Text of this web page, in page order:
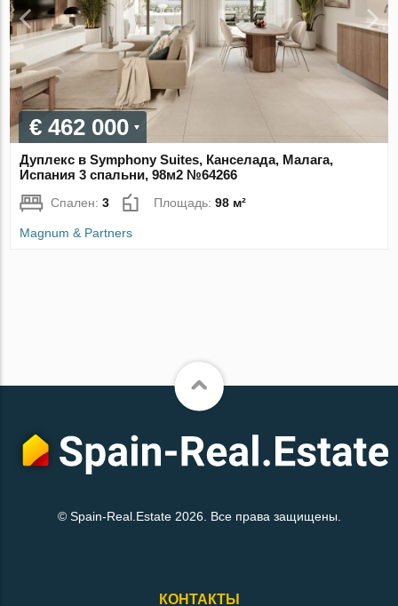
€ 462 000
Дуплекс в Symphony Suites, Канселада, Малага,
Испания 3 спальни, 98м2 №64266
Спален:3 Площадь:98 м²
Magnum & Partners
© Spain-Real.Estate 2026. Все права защищены.
КОНТАКТЫ